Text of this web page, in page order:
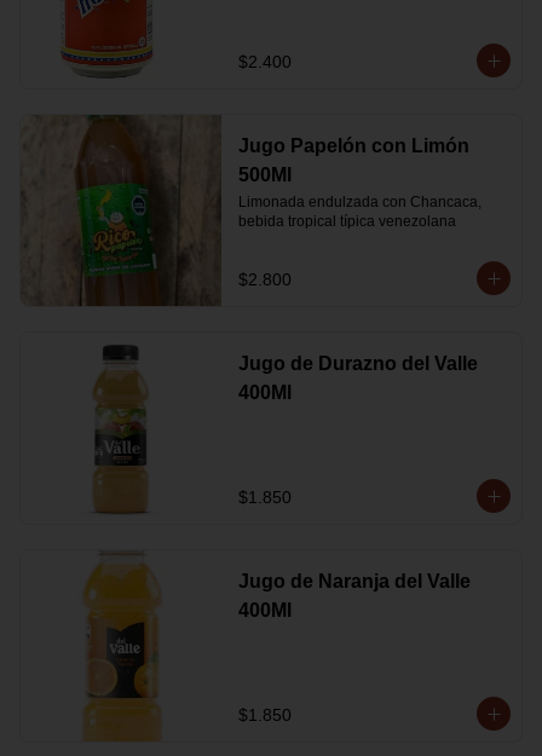
$2.400
Jugo Papelón con Limón
500Ml
Limonada endulzada con Chancaca,
bebida tropical típica venezolana
$2.800
Jugo de Durazno del Valle
400Ml
$1.850
Jugo de Naranja del Valle
400Ml
$1.850